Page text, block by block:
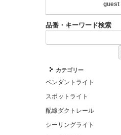
guest
品番・キーワード検索
カテゴリー
ペンダントライト
スポットライト
配線ダクトレール
シーリングライト